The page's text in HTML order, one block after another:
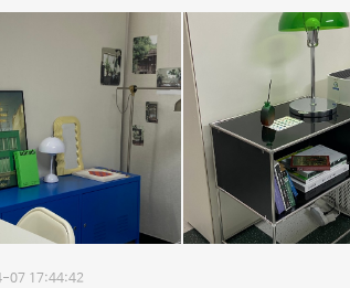
07 17:44:42